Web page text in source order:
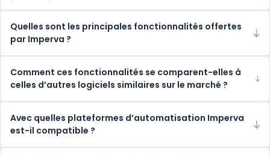
Quelles sont les principales fonctionnalités offertes
par Imperva ?
Comment ces fonctionnalités se comparent-elles à
celles d’autres logiciels similaires sur le marché ?
Avec quelles plateformes d’automatisation Imperva
est-il compatible ?